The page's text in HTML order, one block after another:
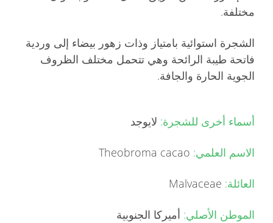
مختلفة.
الشجرة استوائية بامتياز وذات زهور بيضاء إلى وردية
فاتحة طيبة الرائحة وهي تتحمل مختلف الظروف
الجوية الحارة والجافة.
أسماء أخرى للشجرة: لايوجد
الاسم العلمي:
العائلة:
الموطن الأصلي: أميركا الجنوبية